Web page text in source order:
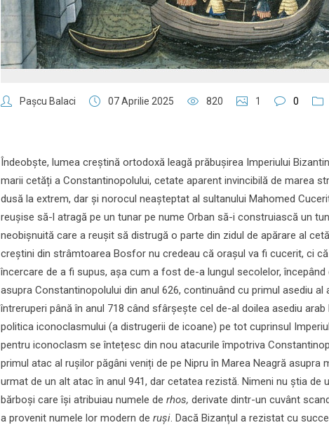
Paşcu Balaci 07 Aprilie 2025 820 1 0
Îndeobște, lumea creștină ortodoxă leagă prăbușirea Imperiului
marii cetăți a Constantinopolului, cetate aparent invincibilă de marea
dusă la extrem, dar și norocul neașteptat al sultanului Mahomed
reușise să-l atragă pe un tunar pe nume Orban să-i construiască un
neobișnuită care a reușit să distrugă o parte din zidul de apărare al
creștini din strâmtoarea Bosfor nu credeau că orașul va fi cucerit, ci
încercare de a fi supus, așa cum a fost de-a lungul secolelor,
asupra Constantinopolului din anul 626, continuând cu primul asediu al
întreruperi până în anul 718 când sfârșește cel de-al doilea asediu
politica iconoclasmului (a distrugerii de icoane) pe tot cuprinsul
pentru iconoclasm se întețesc din nou atacurile împotriva
primul atac al rușilor păgâni veniți de pe Nipru în Marea Neagră asupra
urmat de un alt atac în anul 941, dar cetatea rezistă. Nimeni nu știa de
bărboși care își atribuiau numele de rhos, derivate dintr-un cuvânt
a provenit numele lor modern de ruși. Dacă Bizanțul a rezistat cu